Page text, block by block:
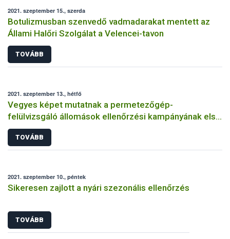
2021. szeptember 15., szerda
Botulizmusban szenvedő vadmadarakat mentett az
Állami Halőri Szolgálat a Velencei-tavon
TOVÁBB
2021. szeptember 13., hétfő
Vegyes képet mutatnak a permetezőgép-
felülvizsgáló állomások ellenőrzési kampányának első
eredményei
TOVÁBB
2021. szeptember 10., péntek
Sikeresen zajlott a nyári szezonális ellenőrzés
TOVÁBB